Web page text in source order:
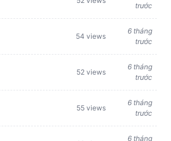
trước
54 views
6 tháng
trước
52 views
6 tháng
trước
55 views
6 tháng
trước
6 tháng